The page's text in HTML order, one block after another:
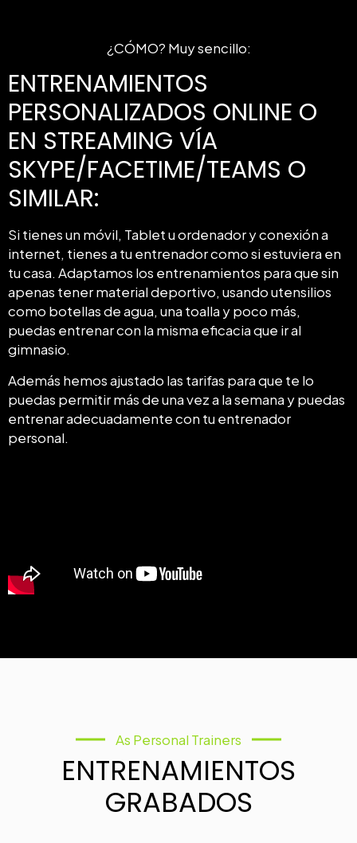
¿CÓMO? Muy sencillo:
ENTRENAMIENTOS
PERSONALIZADOS ONLINE O
EN STREAMING VÍA
SKYPE/FACETIME/TEAMS O
SIMILAR:
Si tienes un móvil, Tablet u ordenador y conexión a
internet, tienes a tu entrenador como si estuviera en
tu casa. Adaptamos los entrenamientos para que sin
apenas tener material deportivo, usando utensilios
como botellas de agua, una toalla y poco más,
puedas entrenar con la misma eficacia que ir al
gimnasio.
Además hemos ajustado las tarifas para que te lo
puedas permitir más de una vez a la semana y puedas
entrenar adecuadamente con tu entrenador
personal.
As Personal Trainers
ENTRENAMIENTOS
GRABADOS